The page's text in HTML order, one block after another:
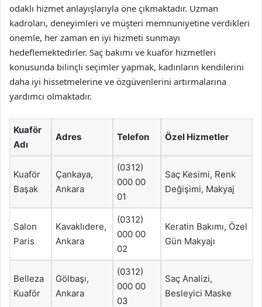
odaklı hizmet anlayışlarıyla öne çıkmaktadır. Uzman
kadroları, deneyimleri ve müşteri memnuniyetine verdikleri
önemle, her zaman en iyi hizmeti sunmayı
hedeflemektedirler. Saç bakımı ve kuaför hizmetleri
konusunda bilinçli seçimler yapmak, kadınların kendilerini
daha iyi hissetmelerine ve özgüvenlerini artırmalarına
yardımcı olmaktadır.
Kuaför
Adı
Adres Telefon Özel Hizmetler
Kuaför
Başak
Çankaya,
Ankara
(0312)
000 00
01
Saç Kesimi, Renk
Değişimi, Makyaj
Salon
Paris
Kavaklıdere,
Ankara
(0312)
000 00
02
Keratin Bakımı, Özel
Gün Makyajı
Belleza
Kuaför
Gölbaşı,
Ankara
(0312)
000 00
03
Saç Analizi,
Besleyici Maske